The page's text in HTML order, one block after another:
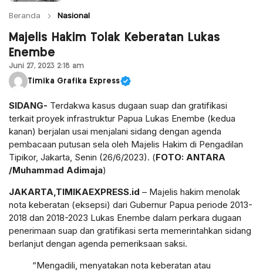
Beranda Nasional
Majelis Hakim Tolak Keberatan Lukas
Enembe
Juni 27, 2023 2:18 am
Timika Grafika Express
SIDANG- Terdakwa kasus dugaan suap dan gratifikasi
terkait proyek infrastruktur Papua Lukas Enembe (kedua
kanan) berjalan usai menjalani sidang dengan agenda
pembacaan putusan sela oleh Majelis Hakim di Pengadilan
Tipikor, Jakarta, Senin (26/6/2023). (FOTO: ANTARA
/Muhammad Adimaja)
JAKARTA,TIMIKAEXPRESS.id – Majelis hakim menolak
nota keberatan (eksepsi) dari Gubernur Papua periode 2013-
2018 dan 2018-2023 Lukas Enembe dalam perkara dugaan
penerimaan suap dan gratifikasi serta memerintahkan sidang
berlanjut dengan agenda pemeriksaan saksi.
“Mengadili, menyatakan nota keberatan atau